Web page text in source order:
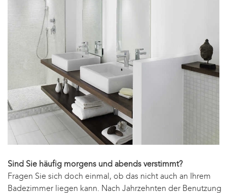
Sind Sie häufig morgens und abends verstimmt?
Fragen Sie sich doch einmal, ob das nicht auch an Ihrem
Badezimmer liegen kann. Nach Jahrzehnten der Benutzung